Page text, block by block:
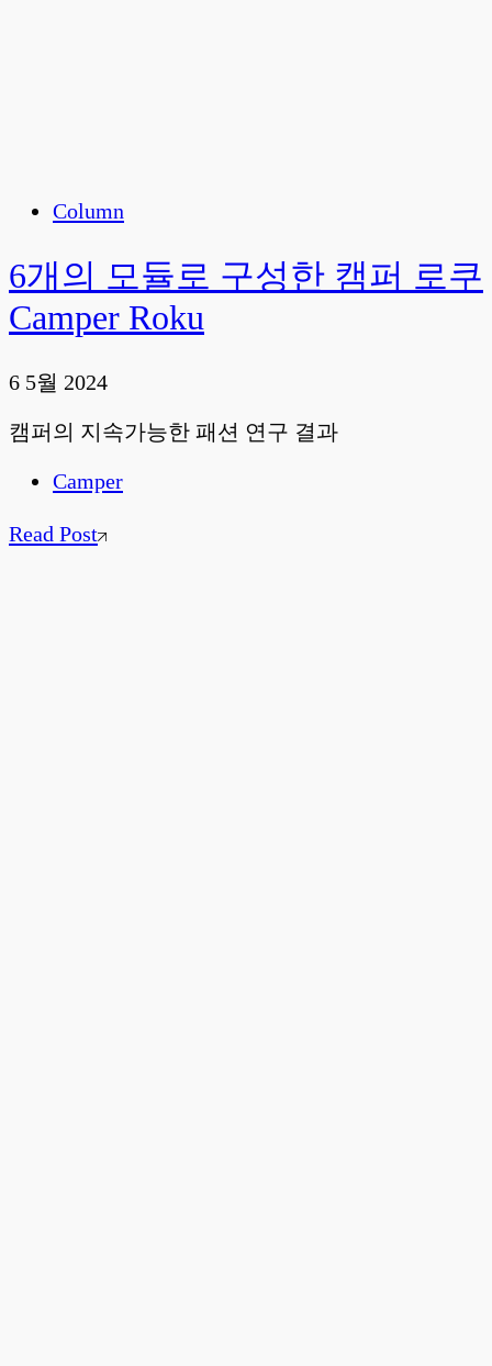
Column
6개의 모듈로 구성한 캠퍼 로쿠
Camper Roku
6 5월 2024
캠퍼의 지속가능한 패션 연구 결과
Camper
Read Post